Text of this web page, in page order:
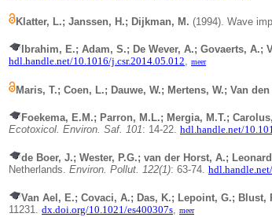
Klatter, L.; Janssen, H.; Dijkman, M. (1994). Wave
Ibrahim, E.; Adam, S.; De Wever, A.; Govaerts, A.;
hdl.handle.net/10.1016/j.csr.2014.05.012, meer
Maris, T.; Coen, L.; Dauwe, W.; Mertens, W.; Van
Foekema, E.M.; Parron, M.L.; Mergia, M.T.;
Ecotoxicol. Environ. Saf. 101: 14-22. hdl.handle.net/
de Boer, J.; Wester, P.G.; van der Horst, A.;
Netherlands. Environ. Pollut. 122(1): 63-74.
Van Ael, E.; Covaci, A.; Das, K.; Lepoint, G.; Blust,
11231. dx.doi.org/10.1021/es400307s, meer